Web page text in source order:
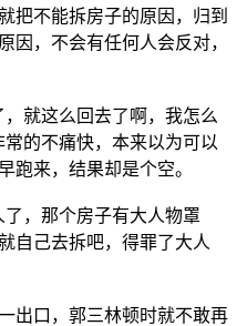
把不能拆房子的原因，归到
因，不会有任何人会反对，
就这么回去了啊，我怎么
的不痛快，本来以为可以
跑来，结果却是个空。
，那个房子有大人物罩
自己去拆吧，得罪了大人
出口，郭三林顿时就不敢再